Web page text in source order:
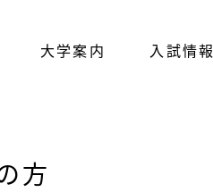
大学案内 入試情報
方